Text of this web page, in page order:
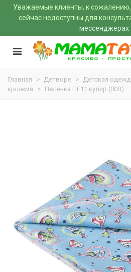
Уважаемые клиенты, к
сейчас недоступны для
мессенджерах
Главная > Детворе > Детская
крыжма
> Пеленка ПЕ11 кулир (00B)